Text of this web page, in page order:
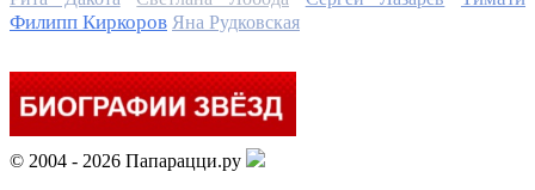
Филипп Киркоров Яна Рудковская
© 2004 - 2026 Папарацци.ру